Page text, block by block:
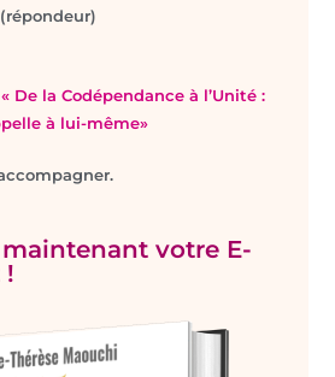
« De la Codépendance à l’Unité :
à lui-même»
votre E-
!